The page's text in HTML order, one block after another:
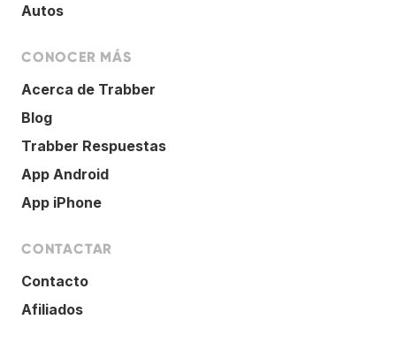
Autos
CONOCER MÁS
Acerca de Trabber
Blog
Trabber Respuestas
App Android
App iPhone
CONTACTAR
Contacto
Afiliados